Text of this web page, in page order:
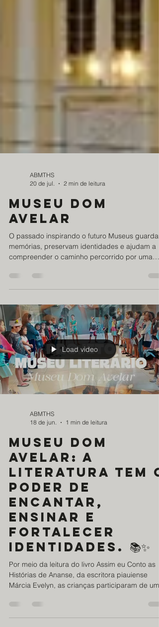
20 de jul.
2 min de leitura
Museu Dom
Avelar
O passado inspirando o futuro Museus
sociedade. Mas seu papel vai muito além da
inovação e educação, tornam-se espaços vivos
de aprendizado e transformação, para um
melhor. É esse movimento que tem marcado o
Museu Dom Avelar. Nos últimos anos, o espaço
vem passando por um importante processo de
modernização, ampliando sua capacidade de
Load video
18 de jun.
1 min de leitura
Museu Dom
avelar: A
literatura tem o
poder de
encantar,
ensinar e
fortalecer
identidades. 📚✨
Por meio da leitura do livro Assim eu Conto as
vivência literária conduzida por Odilene